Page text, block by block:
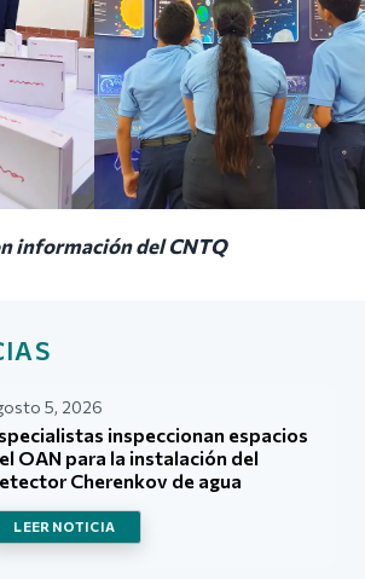
información del CNTQ
5, 2026
inspeccionan espacios
OAN para la instalación del
Cherenkov de agua
LEER NOTICIA